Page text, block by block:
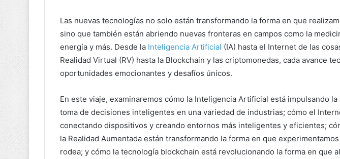
Las nuevas tecnologías no solo están transformando la forma en que
sino que también están abriendo nuevas fronteras en campos como la
energía y más. Desde la Inteligencia Artificial (IA) hasta el Internet de las
Realidad Virtual (RV) hasta la Blockchain y las criptomonedas, cada avance
oportunidades emocionantes y desafíos únicos.
En este viaje, examinaremos cómo la Inteligencia Artificial está impulsando
toma de decisiones inteligentes en una variedad de industrias; cómo el
conectando dispositivos y creando entornos más inteligentes y eficientes;
la Realidad Aumentada están transformando la forma en que
rodea; y cómo la tecnología blockchain está revolucionando la forma en que